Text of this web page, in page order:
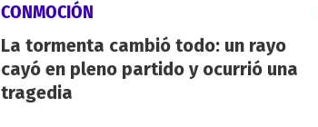
CONMOCIÓN
La tormenta cambió todo: un rayo
cayó en pleno partido y ocurrió una
tragedia